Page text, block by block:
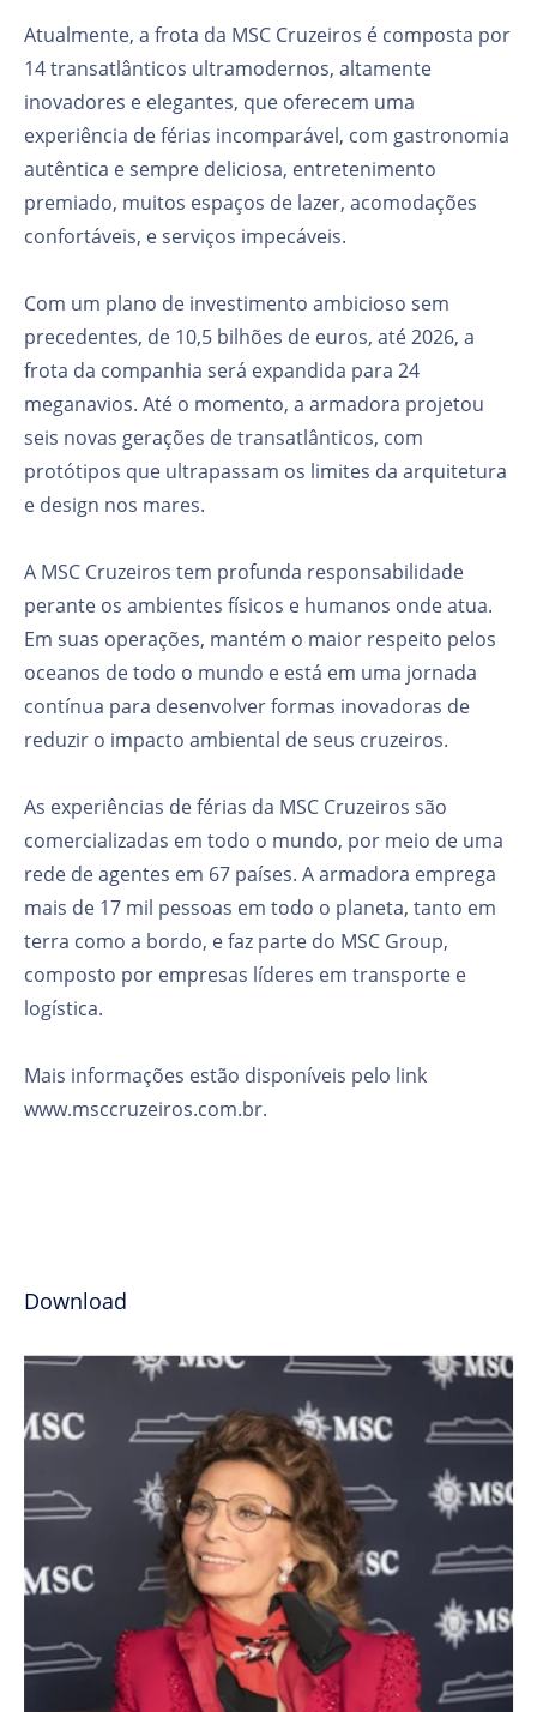
Atualmente, a frota da MSC Cruzeiros é composta por
14 transatlânticos ultramodernos, altamente
inovadores e elegantes, que oferecem uma
experiência de férias incomparável, com gastronomia
autêntica e sempre deliciosa, entretenimento
premiado, muitos espaços de lazer, acomodações
confortáveis, e serviços impecáveis.
Com um plano de investimento ambicioso sem
precedentes, de 10,5 bilhões de euros, até 2026, a
frota da companhia será expandida para 24
meganavios. Até o momento, a armadora projetou
seis novas gerações de transatlânticos, com
protótipos que ultrapassam os limites da arquitetura
e design nos mares.
A MSC Cruzeiros tem profunda responsabilidade
perante os ambientes físicos e humanos onde atua.
Em suas operações, mantém o maior respeito pelos
oceanos de todo o mundo e está em uma jornada
contínua para desenvolver formas inovadoras de
reduzir o impacto ambiental de seus cruzeiros.
As experiências de férias da MSC Cruzeiros são
comercializadas em todo o mundo, por meio de uma
rede de agentes em 67 países. A armadora emprega
mais de 17 mil pessoas em todo o planeta, tanto em
terra como a bordo, e faz parte do MSC Group,
composto por empresas líderes em transporte e
logística.
Mais informações estão disponíveis pelo link
www.msccruzeiros.com.br.
Download